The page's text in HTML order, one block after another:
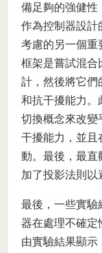
備足夠的強健性
作為控制器設計
考慮的另一個重
框架是嘗試混合
計，然後將它們
和抗干擾能力。
切換概念來改變
干擾能力，並且
動。最後，最直
加了投影法則以
最後，一些實驗
器在處理不確定
由實驗結果顯示